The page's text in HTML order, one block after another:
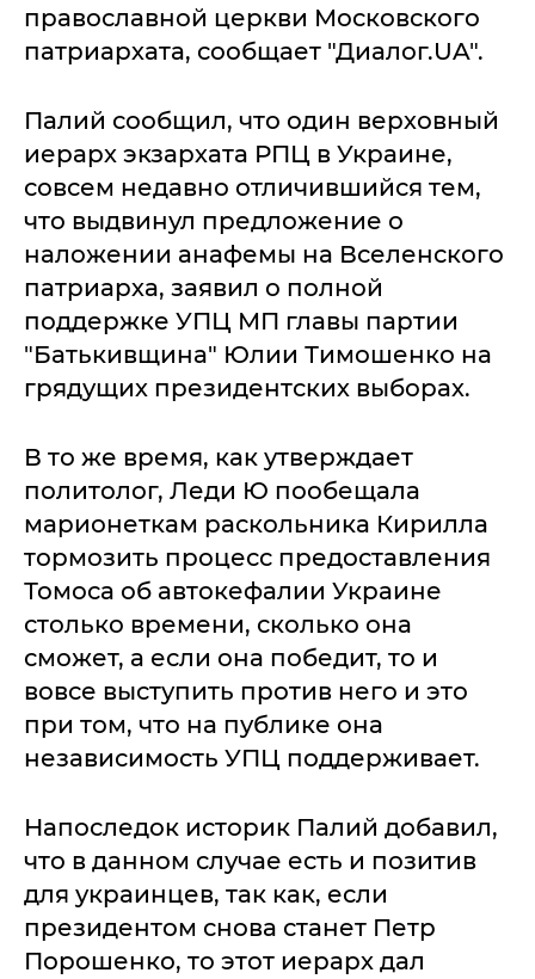
православной церкви Московского
патриархата, сообщает "Диалог.UA".
Палий сообщил, что один верховный
иерарх экзархата РПЦ в Украине,
совсем недавно отличившийся тем,
что выдвинул предложение о
наложении анафемы на Вселенского
патриарха, заявил о полной
поддержке УПЦ МП главы партии
"Батькивщина" Юлии Тимошенко на
грядущих президентских выборах.
В то же время, как утверждает
политолог, Леди Ю пообещала
марионеткам раскольника Кирилла
тормозить процесс предоставления
Томоса об автокефалии Украине
столько времени, сколько она
сможет, а если она победит, то и
вовсе выступить против него и это
при том, что на публике она
независимость УПЦ поддерживает.
Напоследок историк Палий добавил,
что в данном случае есть и позитив
для украинцев, так как, если
президентом снова станет Петр
Порошенко, то этот иерарх дал